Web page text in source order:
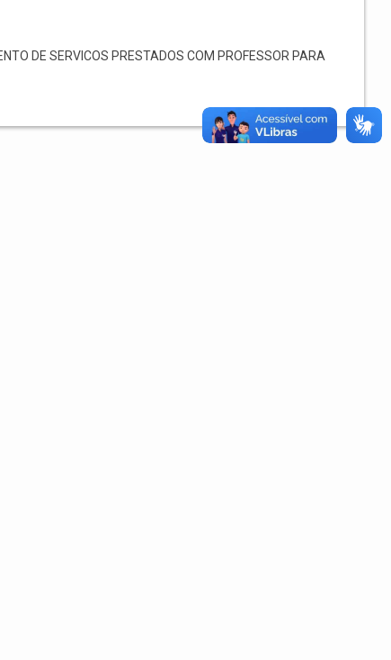
DE SERVICOS PRESTADOS COM PROFESSOR PARA